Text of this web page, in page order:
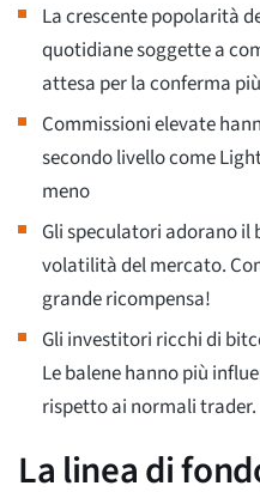
La crescente popolarità
quotidiane soggette a
attesa per la conferma
Commissioni elevate
secondo livello come
meno
Gli speculatori adorano il
volatilità del mercato.
grande ricompensa!
Gli investitori ricchi di
Le balene hanno più
rispetto ai normali trader.
La linea di